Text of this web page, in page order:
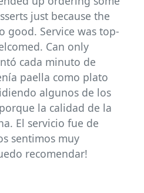
just because the
good. Service was top-
Can only
cada minuto de
paella como plato
algunos de los
la calidad de la
El servicio fue de
sentimos muy
recomendar!